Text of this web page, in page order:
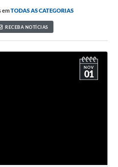
emTODAS AS CATEGORIAS
RECEBA NOTÍCIAS
NOV
01